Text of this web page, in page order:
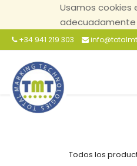
Usamos cookies
adecuadamente
+34 941 219 303
Todos los